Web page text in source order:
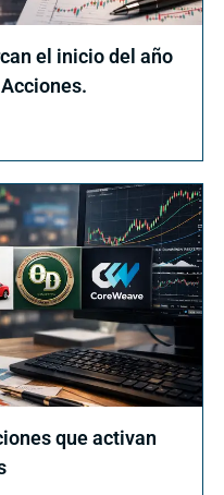
el inicio del año
que activan